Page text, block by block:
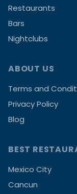
Restaurants
Bars
Nightclubs
ABOUT US
Terms and
Privacy Policy
Blog
BEST
Mexico City
Cancun